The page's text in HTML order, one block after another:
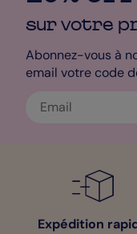
sur votre
Abonnez-vous à
email votre code
Expédition